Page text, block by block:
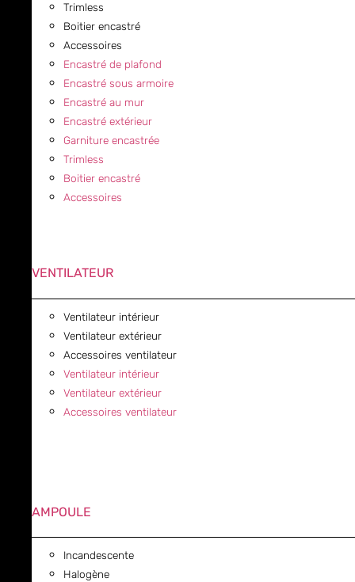
Trimless
Boitier encastré
Accessoires
Encastré de plafond
Encastré sous armoire
Encastré au mur
Encastré extérieur
Garniture encastrée
Trimless
Boitier encastré
Accessoires
VENTILATEUR
Ventilateur intérieur
Ventilateur extérieur
Accessoires ventilateur
Ventilateur intérieur
Ventilateur extérieur
Accessoires ventilateur
AMPOULE
Incandescente
Halogène